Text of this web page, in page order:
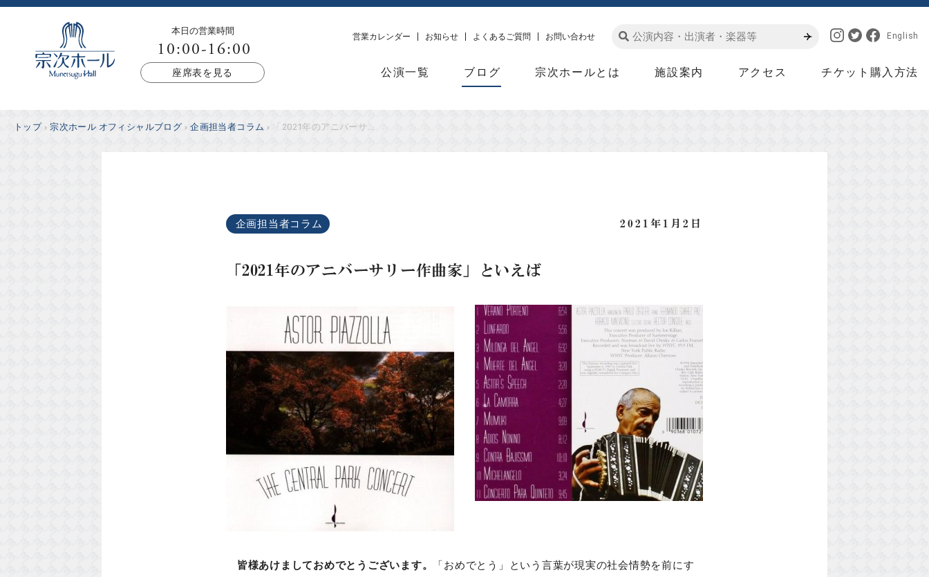
本日の営業時間
10:00-16:00
座席表を見る 公演一覧 ブログ 宗次ホールとは 施設案内 アクセス チケット購入方法
営業カレンダー お知らせ よくあるご質問 お問い合わせ English
トップ 宗次ホール オフィシャルブログ 企画担当者コラム 「2021年のアニバーサ...
企画担当者コラム 2021年1月2日
「2021年のアニバーサリー作曲家」といえば
皆様あけましておめでとうございます。
「おめでとう」という言葉が現実の社会情勢を前にす